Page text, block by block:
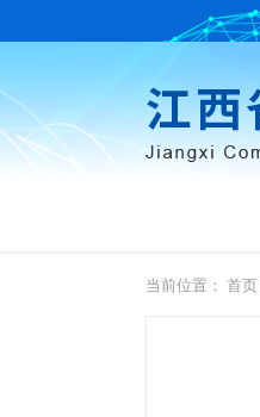
当前位置： 首页